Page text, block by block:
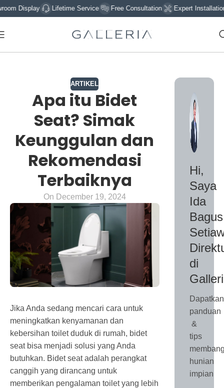
Lifetime Service Free Consultation Expert Installation
ARTIKEL
Apa itu Bidet
Seat? Simak
Keunggulan dan
Rekomendasi
Terbaiknya
On December 19, 2024
Jika Anda sedang mencari cara untuk
meningkatkan kenyamanan dan
kebersihan toilet duduk di rumah, bidet
seat bisa menjadi solusi yang Anda
butuhkan. Bidet seat adalah perangkat
canggih yang dirancang untuk
memberikan pengalaman toilet yang lebih
Hi,
Saya
Ida
Bagus
di
Dapatkan
panduan
&
tips
hunian
impian